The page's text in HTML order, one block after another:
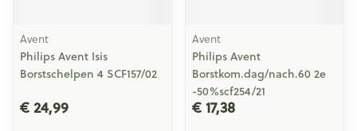
Avent
Philips Avent Isis
Borstschelpen 4 SCF157/02
€ 24,99
Avent
Philips Avent
Borstkom.dag/nach.60 2e
-50%scf254/21
€ 17,38